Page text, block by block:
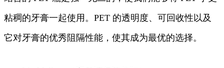
粘稠的牙膏一起使用。PET 的透明度、可回收性以及
它对牙膏的优秀阻隔性能，使其成为最优的选择。